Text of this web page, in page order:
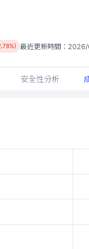
最近更新時間：
安全性分析